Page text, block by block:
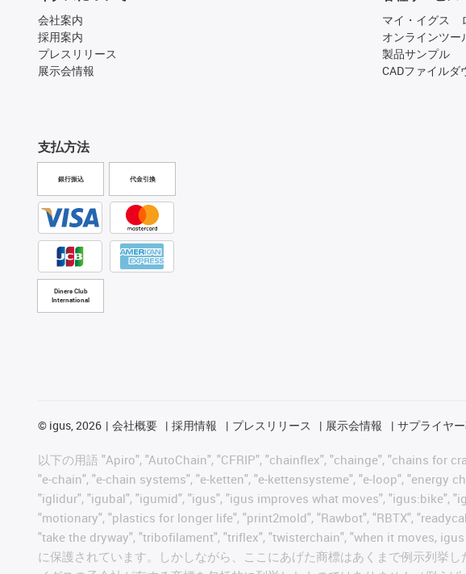
会社案内
採用案内
プレスリリース
展示会情報
支払方法
銀行振込 代金引換
Diners Club
International
マイ・イグス
オンラインツー
製品サンプル
CADファイルダ
© igus, 2026 会社概要 採用情報 プレスリリース 展示会情報 サプライヤ
以下の用語 "Apiro", "AutoChain", "CFRIP", "chainflex", "chainge", "chains for
"e-chain", "e-chain systems", "e-ketten", "e-kettensysteme", "e-loop", "energy
"iglidur", "igubal", "igumid", "igus", "igus improves what moves", "igus:bike",
"motionary", "plastics for longer life", "print2mold", "Rawbot", "RBTX",
"take the dryway", "tribofilament", "triflex", "twisterchain", "when it moves,
に保護されています。しかしながら、ここにあげた商標はあくまで例示列挙